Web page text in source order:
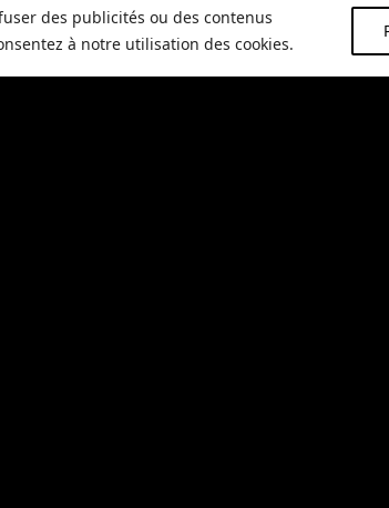
des publicités ou des contenus
à notre utilisation des cookies.
Excellent en
frais à 12°C.